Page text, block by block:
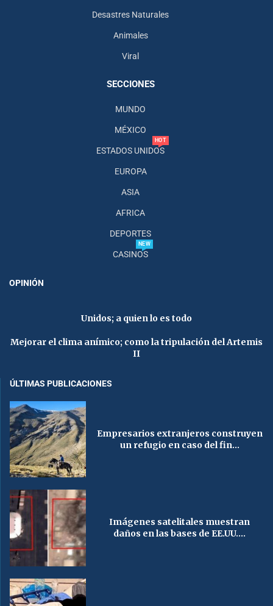
Desastres Naturales
Animales
Viral
SECCIONES
MUNDO
MÉXICO
ESTADOS UNIDOS
HOT
EUROPA
ASIA
AFRICA
DEPORTES
CASINOS
NEW
OPINIÓN
Unidos; a quien lo es todo
Mejorar el clima anímico; como la tripulación del Artemis
II
ÚLTIMAS PUBLICACIONES
Empresarios extranjeros construyen
un refugio en caso del fin...
Imágenes satelitales muestran
daños en las bases de EE.UU....